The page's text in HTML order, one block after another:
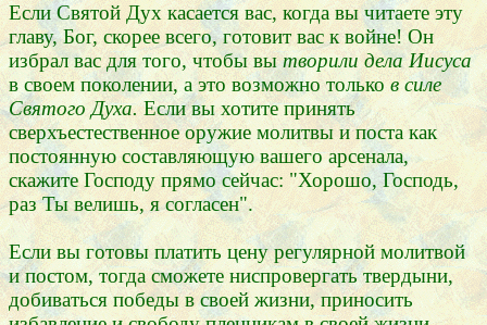
Если Святой Дух касается вас, когда вы читаете эту
главу, Бог, скорее всего, готовит вас к войне! Он
избрал вас для того, чтобы вытворили дела Иисуса
в своем поколении, а это возможно тольков силе
Святого Духа.Если вы хотите принять
сверхъестественное оружие молитвы и поста как
постоянную составляющую вашего арсенала,
скажите Господу прямо сейчас: "Хорошо, Господь,
раз Ты велишь, я согласен".
Если вы готовы платить цену регулярной молитвой
и постом, тогда сможете ниспровергать твердыни,
добиваться победы в своей жизни, приносить